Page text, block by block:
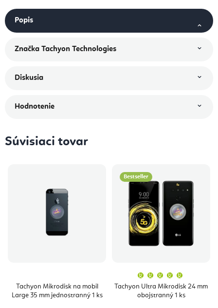
Popis
Značka Tachyon Technologies
Diskusia
Hodnotenie
Súvisiaci tovar
Tachyon Mikrodisk na mobil
Large 35 mm jednostranný 1 ks
Bestseller
Tachyon Ultra Mikrodisk 24 mm
obojstranný 1 ks
produktu
je
5,0